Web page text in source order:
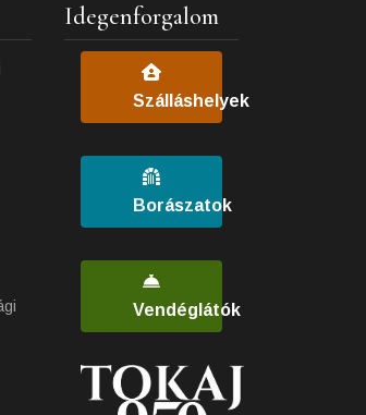
Idegenforgalom
Szálláshelyek
Borászatok
Vendéglátók